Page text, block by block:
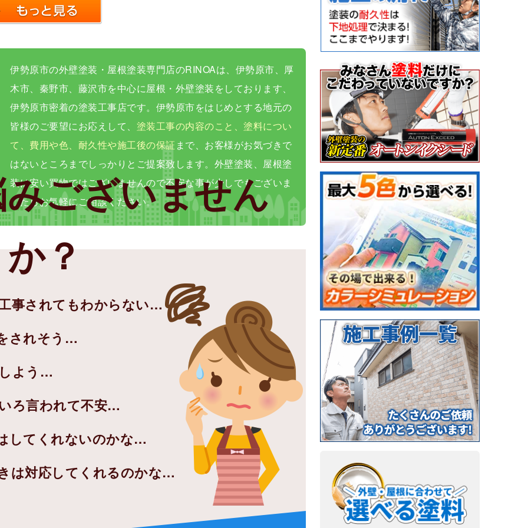
伊勢原市の外壁塗装・屋根塗装専門店のRINOAは、伊勢原市、厚
木市、秦野市、藤沢市を中心に屋根・外壁塗装をしております、
伊勢原市密着の塗装工事店です。伊勢原市をはじめとする地元の
皆様のご要望にお応えして、 塗装工事の内容のこと、塗料につい
て、費⽤や⾊、耐久性や施⼯後の保証 まで、お客様がお気づきで
はないところまでしっかりとご提案致します。外壁塗装、屋根塗
装は安い買物ではございませんので不安な事が少しでもございま
したらお気軽にご相談ください。
ございません
か？
事されてもわからない…
されそう…
よう…
ろ言われて不安…
してくれないのかな…
は対応してくれるのかな…